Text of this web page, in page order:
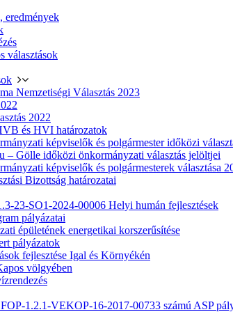
eredmények
választások
Nemzetiségi Választás 2023
2022
és HVI határozatok
képviselők és polgármester időközi
– Gölle időközi önkormányzati választás jelöltjei
képviselők és polgármesterek választása
Bizottság határozatai
23-SO1-2024-00006 Helyi humán fejlesztések
pályázatai
épületének energetikai korszerűsítése
pályázatok
fejlesztése Igal és Környékén
völgyében
1.2.1-VEKOP-16-2017-00733 számú ASP